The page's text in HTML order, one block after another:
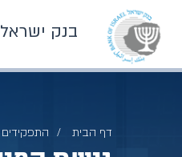
בנק ישראל
דף הבית התפקידים